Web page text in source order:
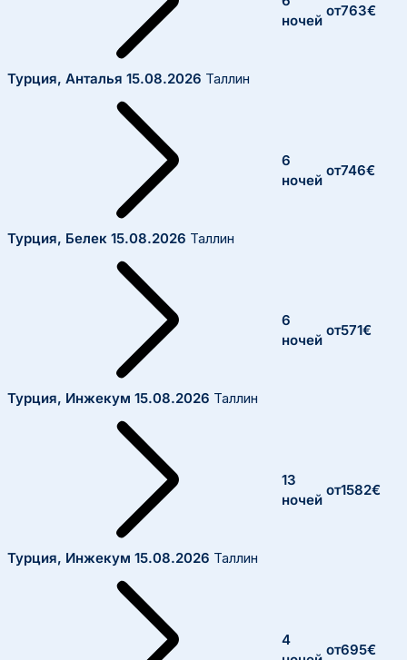
Турция, Анталья 15.08.2026 Таллин
ночей
от763€
Турция, Белек 15.08.2026 Таллин
6
ночей
от746€
Турция, Инжекум 15.08.2026 Таллин
6
ночей
от571€
Турция, Инжекум 15.08.2026 Таллин
13
ночей
от1582€
4
от695€